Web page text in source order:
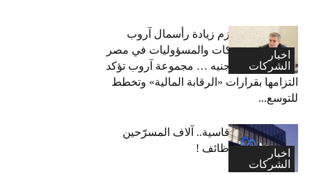
اخبار
الشركات
فاتح بكداش:نعتزم زيادة رأسمال آروب
لتأمينات الممتلكات والمسؤوليات في مصر
إلى 600 مليون جنيه … مجموعة آروب تؤكد
التزامها بقرارات «الرقابة المالية» وتخطط
للتوسع...
اخبار
الشركات
“ميتا”: قرارات قاسية.. آلاف المسرّحين
وتجميد آلاف الوظائف !